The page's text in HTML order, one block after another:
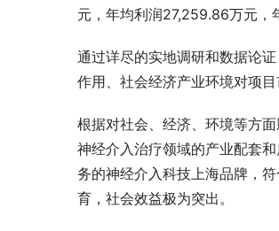
元，年均利润27,259.86万元，
通过详尽的实地调研和数据论
作用、社会经济产业环境对项
根据对社会、经济、环境等方
神经介入治疗领域的产业配套
务的神经介入科技上海品牌，
育，社会效益极为突出。